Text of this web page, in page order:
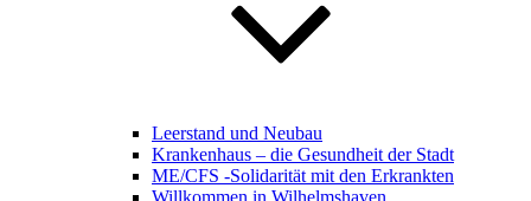
Leerstand und Neubau
Krankenhaus – die Gesundheit der Stadt
ME/CFS -Solidarität mit den Erkrankten
Willkommen in Wilhelmshaven